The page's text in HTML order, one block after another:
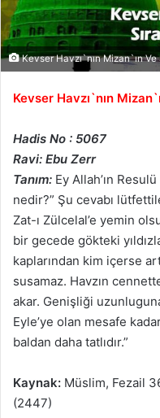
Kevser Havzı`nın Mizan`ın Ve
Kevser Havzı`nın
Hadis No : 5067
Ravi: Ebu Zerr
Tanım: Ey Allah’ın
nedir?” Şu cevabı
Zat-ı Zülcelal’e yemin
bir gecede gökteki
kaplarından kim içerse
susamaz. Havzın
akar. Genişliği
Eyle’ye olan mesafe
baldan daha tatlıdır.”
Kaynak: Müslim, Fezail
(2447)